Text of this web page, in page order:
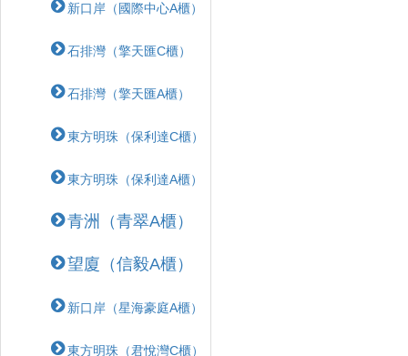
新口岸（國際中心A櫃）
石排灣（擎天匯C櫃）
石排灣（擎天匯A櫃）
東方明珠（保利達C櫃）
東方明珠（保利達A櫃）
青洲（青翠A櫃）
望廈（信毅A櫃）
新口岸（星海豪庭A櫃）
東方明珠（君悅灣C櫃）